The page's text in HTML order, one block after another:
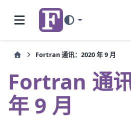
Fortran 通讯：2020 年 9 月
Fortran 通
年 9 月